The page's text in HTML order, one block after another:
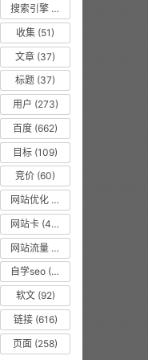
搜索引擎
收集 (51)
文章 (37)
标题 (37)
用户 (273)
百度 (662)
目标 (109)
竞价 (60)
网站优化
(36)网站卡 (475)
网站流量
自学seo (50)
软文(92)
链接(616)
页面 (258)